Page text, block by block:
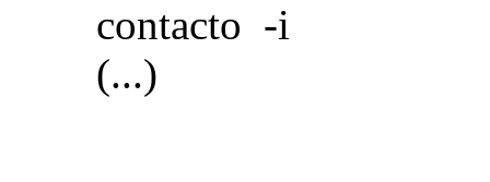
contacto
(...)